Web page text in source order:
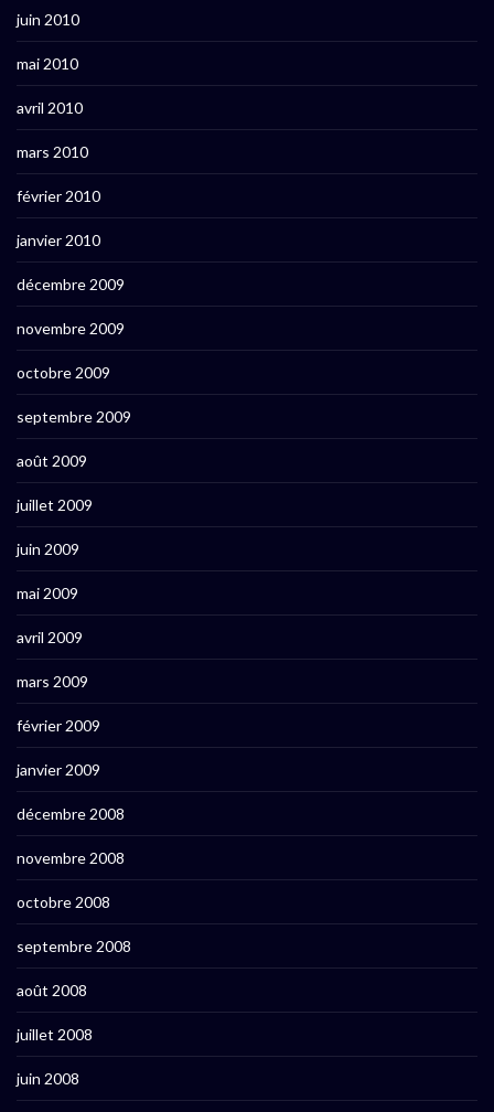
juin 2010
mai 2010
avril 2010
mars 2010
février 2010
janvier 2010
décembre 2009
novembre 2009
octobre 2009
septembre 2009
août 2009
juillet 2009
juin 2009
mai 2009
avril 2009
mars 2009
février 2009
janvier 2009
décembre 2008
novembre 2008
octobre 2008
septembre 2008
août 2008
juillet 2008
juin 2008